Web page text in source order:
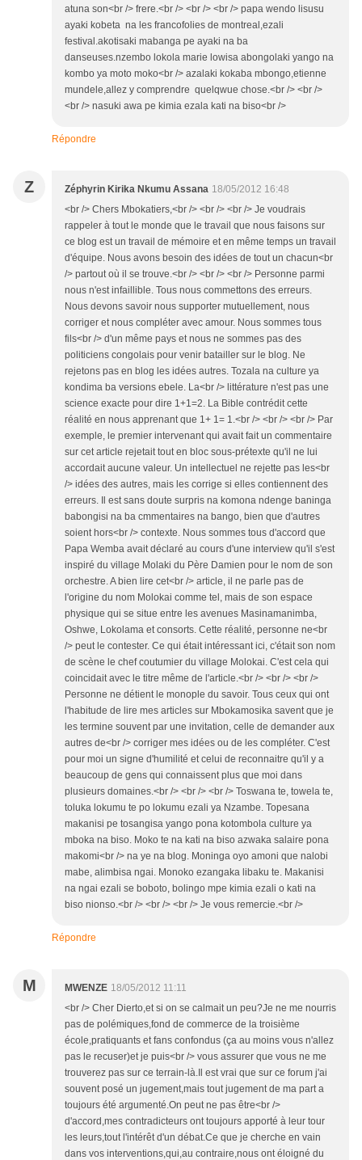
atuna son<br /> frere.<br /> <br /> <br /> papa wendo lisusu
ayaki kobeta na les francofolies de montreal,ezali
festival.akotisaki mabanga pe ayaki na ba
danseuses.nzembo lokola marie lowisa abongolaki yango na
kombo ya moto moko<br /> azalaki kokaba mbongo,etienne
mundele,allez y comprendre quelqwue chose.<br /> <br />
<br /> nasuki awa pe kimia ezala kati na biso<br />
Répondre
Z Zéphyrin Kirika Nkumu Assana 18/05/2012 16:48
<br /> Chers Mbokatiers,<br /> <br /> <br /> Je voudrais
rappeler à tout le monde que le travail que nous faisons sur
ce blog est un travail de mémoire et en même temps un travail
d'équipe. Nous avons besoin des idées de tout un chacun<br
/> partout où il se trouve.<br /> <br /> <br /> Personne parmi
nous n'est infaillible. Tous nous commettons des erreurs.
Nous devons savoir nous supporter mutuellement, nous
corriger et nous compléter avec amour. Nous sommes tous
fils<br /> d'un même pays et nous ne sommes pas des
politiciens congolais pour venir batailler sur le blog. Ne
rejetons pas en blog les idées autres. Tozala na culture ya
kondima ba versions ebele. La<br /> littérature n'est pas une
science exacte pour dire 1+1=2. La Bible contrédit cette
réalité en nous apprenant que 1+ 1= 1.<br /> <br /> <br /> Par
exemple, le premier intervenant qui avait fait un commentaire
sur cet article rejetait tout en bloc sous-prétexte qu'il ne lui
accordait aucune valeur. Un intellectuel ne rejette pas les<br
/> idées des autres, mais les corrige si elles contiennent des
erreurs. Il est sans doute surpris na komona ndenge baninga
babongisi na ba cmmentaires na bango, bien que d'autres
soient hors<br /> contexte. Nous sommes tous d'accord que
Papa Wemba avait déclaré au cours d'une interview qu'il s'est
inspiré du village Molaki du Père Damien pour le nom de son
orchestre. A bien lire cet<br /> article, il ne parle pas de
l'origine du nom Molokai comme tel, mais de son espace
physique qui se situe entre les avenues Masinamanimba,
Oshwe, Lokolama et consorts. Cette réalité, personne ne<br
/> peut le contester. Ce qui était intéressant ici, c'était son nom
de scène le chef coutumier du village Molokai. C'est cela qui
coincidait avec le titre même de l'article.<br /> <br /> <br />
Personne ne détient le monople du savoir. Tous ceux qui ont
l'habitude de lire mes articles sur Mbokamosika savent que je
les termine souvent par une invitation, celle de demander aux
autres de<br /> corriger mes idées ou de les compléter. C'est
pour moi un signe d'humilité et celui de reconnaitre qu'il y a
beaucoup de gens qui connaissent plus que moi dans
plusieurs domaines.<br /> <br /> <br /> Toswana te, towela te,
toluka lokumu te po lokumu ezali ya Nzambe. Topesana
makanisi pe tosangisa yango pona kotombola culture ya
mboka na biso. Moko te na kati na biso azwaka salaire pona
makomi<br /> na ye na blog. Moninga oyo amoni que nalobi
mabe, alimbisa ngai. Monoko ezangaka libaku te. Makanisi
na ngai ezali se boboto, bolingo mpe kimia ezali o kati na
biso nionso.<br /> <br /> <br /> Je vous remercie.<br />
Répondre
M MWENZE 18/05/2012 11:11
<br /> Cher Dierto,et si on se calmait un peu?Je ne me nourris
pas de polémiques,fond de commerce de la troisième
école,pratiquants et fans confondus (ça au moins vous n'allez
pas le recuser)et je puis<br /> vous assurer que vous ne me
trouverez pas sur ce terrain-là.Il est vrai que sur ce forum j'ai
souvent posé un jugement,mais tout jugement de ma part a
toujours été argumenté.On peut ne pas être<br />
d'accord,mes contradicteurs ont toujours apporté à leur tour
les leurs,tout l'intérêt d'un débat.Ce que je cherche en vain
dans vos interventions,qui,au contraire,nous ont éloigné du